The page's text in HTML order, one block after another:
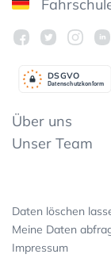
Datenschutzkonform
DSGVO
Über uns
Unser Team
Daten löschen
Meine Daten
Impressum